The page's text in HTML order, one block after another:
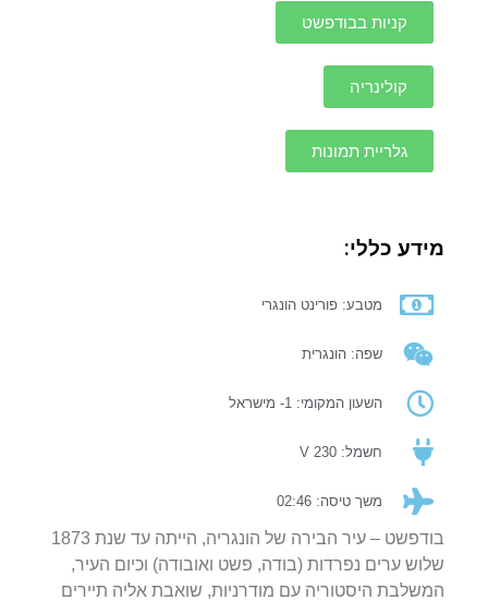
קניות בבודפשט
קולינריה
גלריית תמונות
מידע כללי:
מטבע: פורינט הונגרי
שפה: הונגרית
השעון המקומי: 1- מישראל
חשמל: 230 V
משך טיסה: 02:46
בודפשט – עיר הבירה של הונגריה, הייתה עד שנת 1873
שלוש ערים נפרדות (בודה, פשט ואובודה) וכיום העיר,
המשלבת היסטוריה עם מודרניות, שואבת אליה תיירים